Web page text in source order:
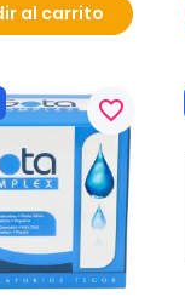
al carrito
favorite_border